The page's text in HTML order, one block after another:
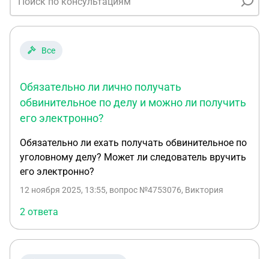
Все
Обязательно ли лично получать
обвинительное по делу и можно ли получить
его электронно?
Обязательно ли ехать получать обвинительное по
уголовному делу? Может ли следователь вручить
его электронно?
12 ноября 2025, 13:55, вопрос №4753076, Виктория
2 ответа